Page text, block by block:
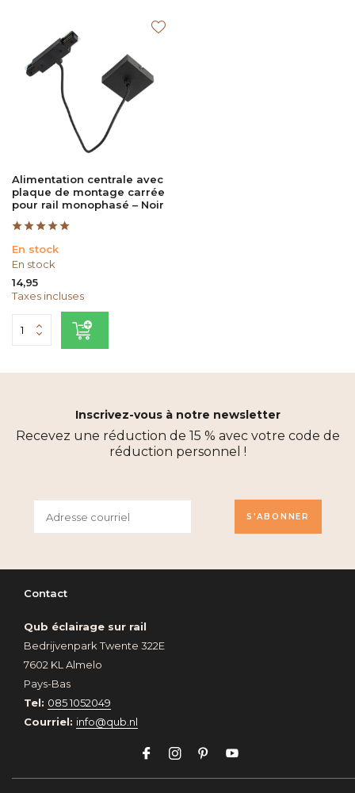
Alimentation centrale avec
plaque de montage carrée
pour rail monophasé – Noir
En stock
En stock
14,95
Taxes incluses
Inscrivez-vous à notre newsletter
Recevez une réduction de 15 % avec votre code de
réduction personnel !
S'ABONNER
Contact
Qub éclairage sur rail
Bedrijvenpark Twente 322E
7602 KL Almelo
Pays-Bas
Tel: 085 1052049
Courriel: info@qub.nl